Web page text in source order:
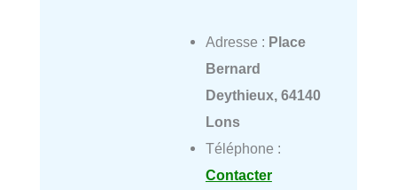
Adresse : Place
Bernard
Deythieux, 64140
Lons
Téléphone :
Contacter